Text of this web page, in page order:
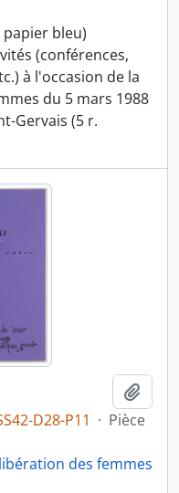
bleu)
(conférences,
à l'occasion de la
du 5 mars 1988
Gervais (5 r.
D28-P11 · Pièce
des femmes